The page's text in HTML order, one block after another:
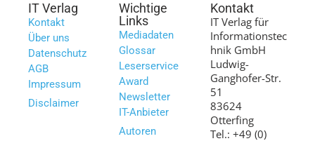
IT Verlag
Kontakt
Über uns
Datenschutz
AGB
Impressum
Disclaimer
Wichtige
Links
Mediadaten
Glossar
Leserservice
Award
Newsletter
IT-Anbieter
Autoren
Kontakt
IT Verlag für
Informationstec
hnik GmbH
Ludwig-
Ganghofer-Str.
51
83624
Otterfing
Tel.: +49 (0)